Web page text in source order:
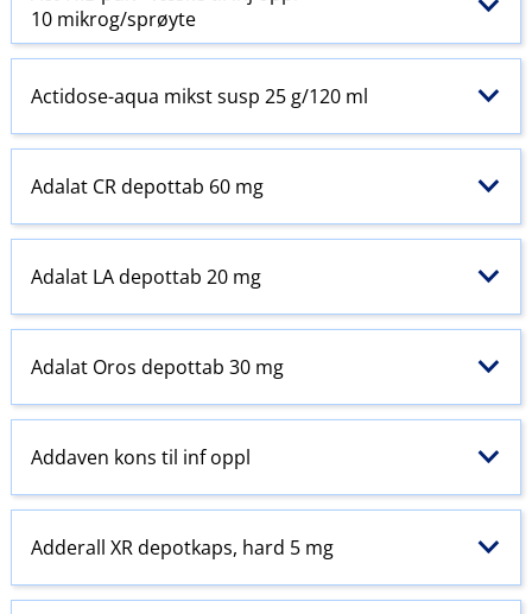
10 mikrog/sprøyte
Actidose-aqua mikst susp 25 g/120 ml
Adalat CR depottab 60 mg
Adalat LA depottab 20 mg
Adalat Oros depottab 30 mg
Addaven kons til inf oppl
Adderall XR depotkaps, hard 5 mg